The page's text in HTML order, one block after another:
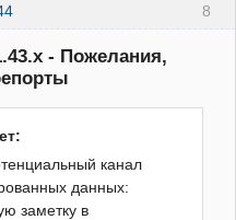
8
- Пожелания,
канал
данных:
заметку в